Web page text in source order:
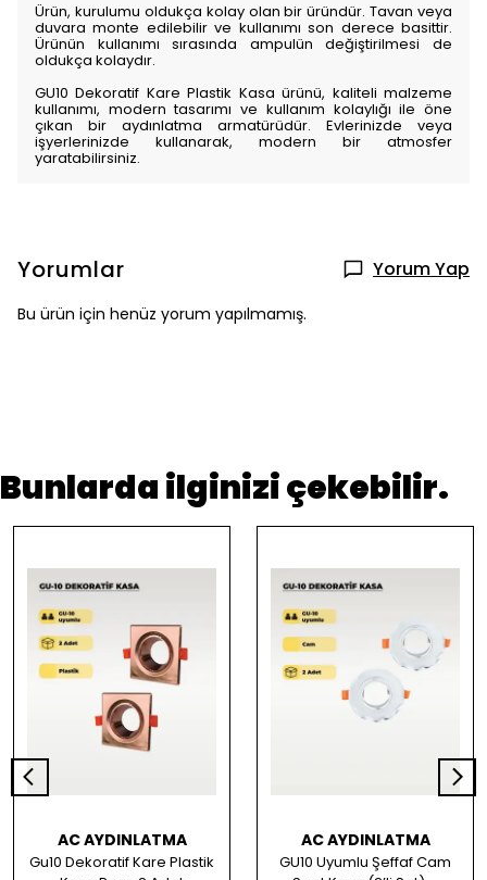
Ürün, kurulumu oldukça kolay olan bir üründür. Tavan veya
duvara monte edilebilir ve kullanımı son derece basittir.
Ürünün kullanımı sırasında ampulün değiştirilmesi de
oldukça kolaydır.
GU10 Dekoratif Kare Plastik Kasa ürünü, kaliteli malzeme
kullanımı, modern tasarımı ve kullanım kolaylığı ile öne
çıkan bir aydınlatma armatürüdür. Evlerinizde veya
işyerlerinizde kullanarak, modern bir atmosfer
yaratabilirsiniz.
Yorumlar Yorum Yap
Bu ürün için henüz yorum yapılmamış.
Bunlarda ilginizi çekebilir.
AC AYDINLATMA
Gu10 Dekoratif Kare Plastik
AC AYDINLATMA
GU10 Uyumlu Şeffaf Cam